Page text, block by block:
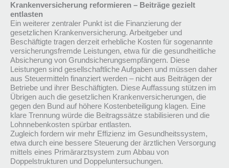
Krankenversicherung reformieren – Beiträge gezielt
entlasten
Ein weiterer zentraler Punkt ist die Finanzierung der
gesetzlichen Krankenversicherung. Arbeitgeber und
Beschäftigte tragen derzeit erhebliche Kosten für sogenannte
versicherungsfremde Leistungen, etwa für die gesundheitliche
Absicherung von Grundsicherungsempfängern. Diese
Leistungen sind gesellschaftliche Aufgaben und müssen daher
aus Steuermitteln finanziert werden – nicht aus Beiträgen der
Betriebe und ihrer Beschäftigten. Diese Auffassung stützen im
Übrigen auch die gesetzlichen Krankenversicherungen, die
gegen den Bund auf höhere Kostenbeteiligung klagen. Eine
klare Trennung würde die Beitragssätze stabilisieren und die
Lohnnebenkosten spürbar entlasten.
Zugleich fordern wir mehr Effizienz im Gesundheitssystem,
etwa durch eine bessere Steuerung der ärztlichen Versorgung
mittels eines Primärarztsystem zum Abbau von
Doppelstrukturen und Doppeluntersuchungen.